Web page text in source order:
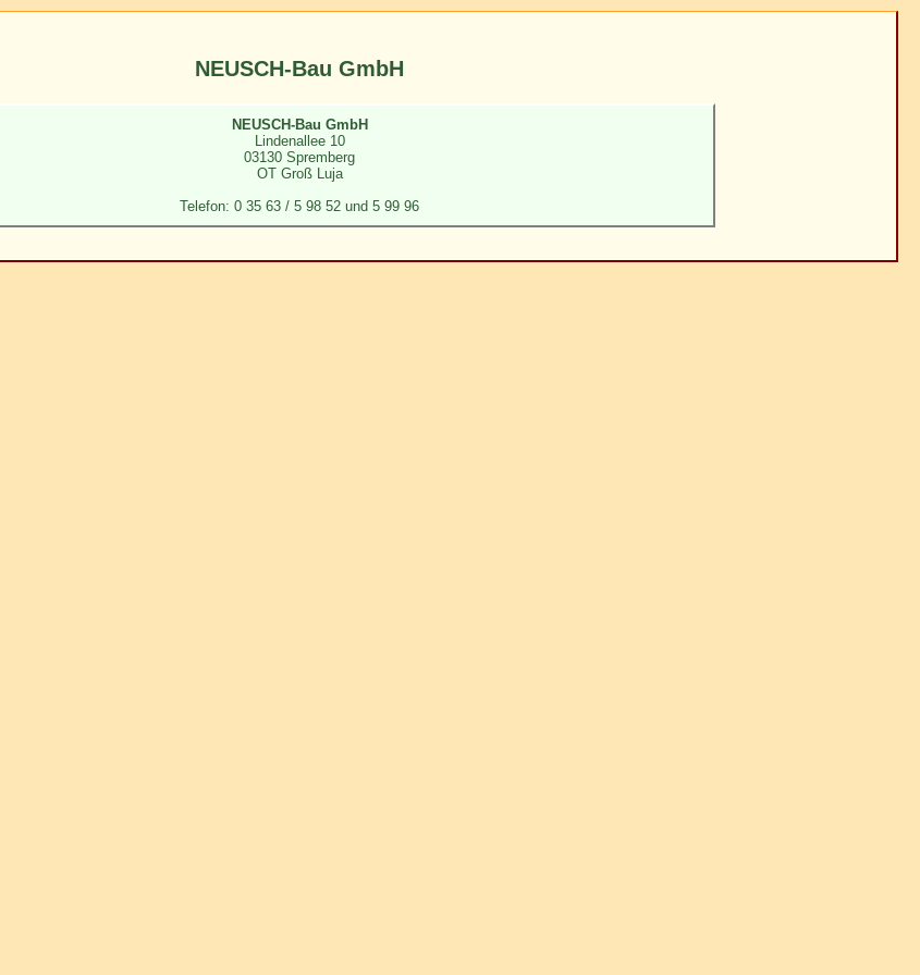
NEUSCH-Bau GmbH
NEUSCH-Bau GmbH
Lindenallee 10
03130 Spremberg
OT Groß Luja
Telefon: 0 35 63 / 5 98 52 und 5 99 96